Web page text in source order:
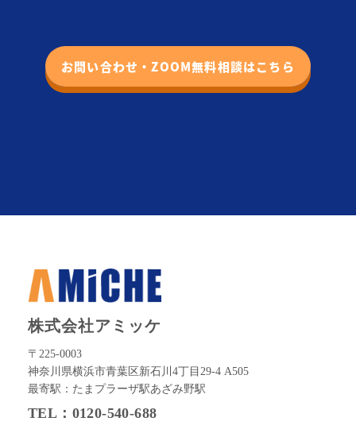
お問い合わせ・ZOOM無料相談はこちら
株式会社アミッケ
〒225-0003
神奈川県横浜市青葉区新石川4丁目29-4 A505
最寄駅：たまプラーザ駅あざみ野駅
TEL：0120-540-688